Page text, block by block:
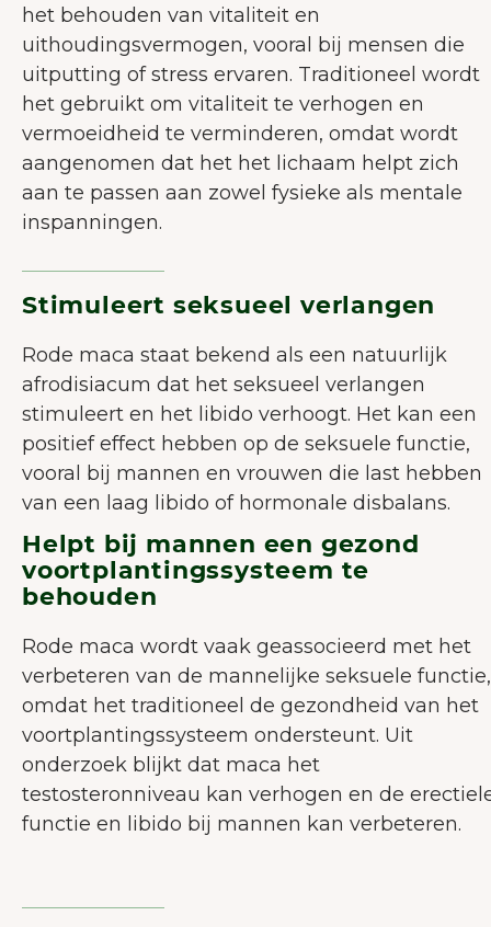
het behouden van vitaliteit en
uithoudingsvermogen, vooral bij mensen die
uitputting of stress ervaren. Traditioneel wordt
het gebruikt om vitaliteit te verhogen en
vermoeidheid te verminderen, omdat wordt
aangenomen dat het het lichaam helpt zich
aan te passen aan zowel fysieke als mentale
inspanningen.
Stimuleert seksueel verlangen
Rode maca staat bekend als een natuurlijk
afrodisiacum dat het seksueel verlangen
stimuleert en het libido verhoogt. Het kan een
positief effect hebben op de seksuele functie,
vooral bij mannen en vrouwen die last hebben
van een laag libido of hormonale disbalans.
Helpt bij mannen een gezond
voortplantingssysteem te
behouden
Rode maca wordt vaak geassocieerd met het
verbeteren van de mannelijke seksuele functie,
omdat het traditioneel de gezondheid van het
voortplantingssysteem ondersteunt. Uit
onderzoek blijkt dat maca het
testosteronniveau kan verhogen en de
functie en libido bij mannen kan verbeteren.